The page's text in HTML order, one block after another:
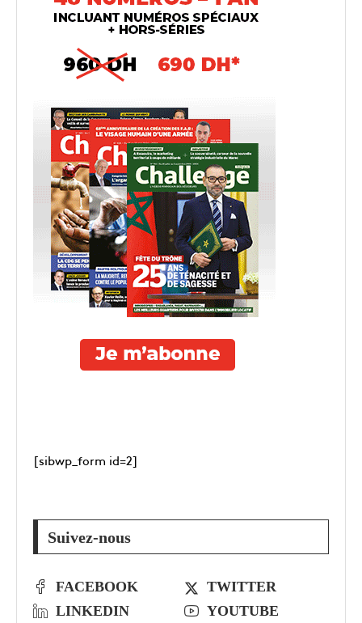
[sibwp_form id=2]
Suivez-nous
FACEBOOK
TWITTER
LINKEDIN
YOUTUBE